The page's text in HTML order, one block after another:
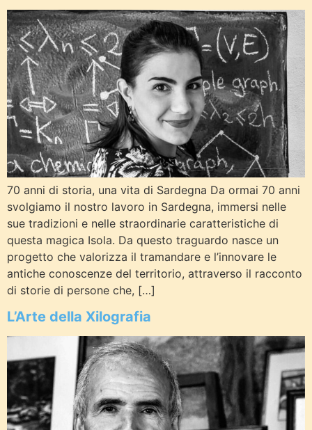
70 anni di storia, una vita di Sardegna Da ormai 70 anni
svolgiamo il nostro lavoro in Sardegna, immersi nelle
sue tradizioni e nelle straordinarie caratteristiche di
questa magica Isola. Da questo traguardo nasce un
progetto che valorizza il tramandare e l’innovare le
antiche conoscenze del territorio, attraverso il racconto
di storie di persone che, […]
L’Arte della Xilografia